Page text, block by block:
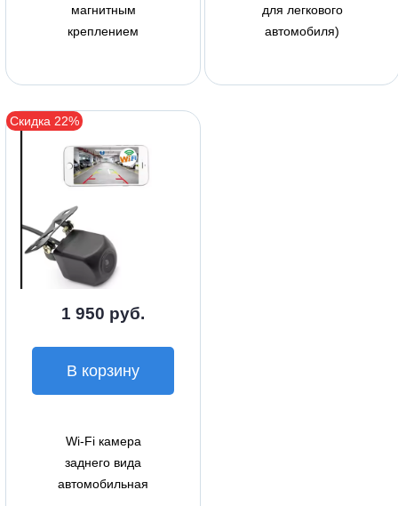
магнитным
креплением
для легкового
автомобиля)
Скидка 22%
1 950 руб.
В корзину
Wi-Fi камера
заднего вида
автомобильная